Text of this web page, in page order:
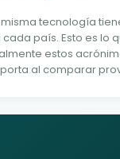
misma tecnología
cada país. Esto es lo
estos
al comparar